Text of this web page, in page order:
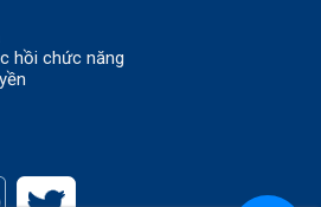
hồi chức năng